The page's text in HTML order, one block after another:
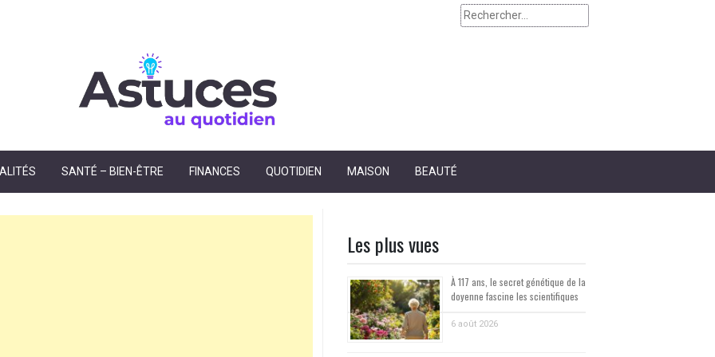
Rechercher :
SANTÉ – BIEN-ÊTRE FINANCES QUOTIDIEN MAISON BEAUTÉ
Les plus vues
À 117 ans, le secret génétique de la
doyenne fascine les scientifiques
6 août 2026